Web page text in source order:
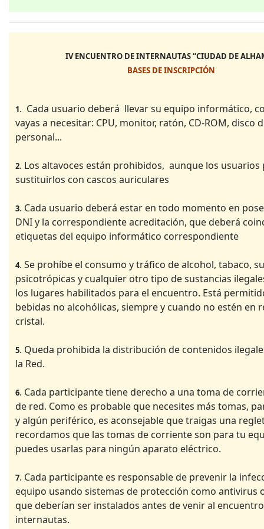
IV ENCUENTRO DE INTERNAUTAS “CIUDAD DE
BASES DE INSCRIPCIÓN
1. Cada usuario deberá llevar su equipo informático,
vayas a necesitar: CPU, monitor, ratón, CD-ROM, disco
personal...
2. Los altavoces están prohibidos, aunque los usuarios
sustituirlos con cascos auriculares
3. Cada usuario deberá estar en todo momento en
DNI y la correspondiente acreditación, que deberá
etiquetas del equipo informático correspondiente
4. Se prohíbe el consumo y tráfico de alcohol, tabaco,
psicotrópicas y cualquier otro tipo de sustancias
los lugares habilitados para el encuentro. Está
bebidas no alcohólicas, siempre y cuando no estén en
cristal.
5. Queda prohibida la distribución de contenidos
la Red.
6. Cada participante tiene derecho a una toma de
de red. Como es probable que necesites más tomas,
y algún periférico, es aconsejable que traigas una
recordamos que las tomas de corriente son para tu
puedes usarlas para ningún aparato eléctrico.
7. Cada participante es responsable de prevenir la
equipo usando sistemas de protección como antivirus
que deberían ser instalados antes de venir al
internautas.